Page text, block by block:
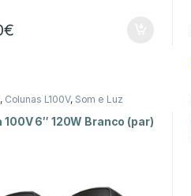
€
, Colunas L100V, Som e Luz
100V 6″ 120W Branco (par)